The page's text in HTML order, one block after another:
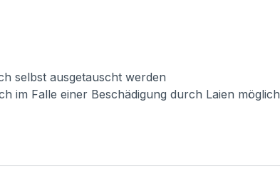
selbst ausgetauscht werden
im Falle einer Beschädigung durch Laien möglich